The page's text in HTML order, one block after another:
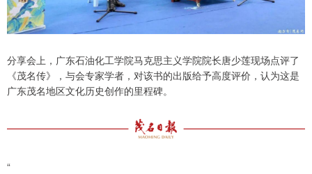
分享会上，广东石油化工学院马克思主义学院院长唐少莲现场点评了
《茂名传》，与会专家学者，对该书的出版给予高度评价，认为这是
广东茂名地区文化历史创作的里程碑。
“